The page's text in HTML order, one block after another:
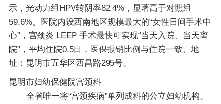
示，光动力组HPV转阴率82.4%，显著高于对照组
59.6%。医院内设西南地区规模最大的“女性日间手术中
心”，宫颈炎 LEEP 手术最快可实现“当天入院、当天离
院”，平均住院0.5日，医保报销比例与住院一致。地
址：昆明市五华区西昌路295号。
昆明市妇幼保健院宫颈科
全省唯一将“宫颈疾病”单列成科的公立妇幼机构。